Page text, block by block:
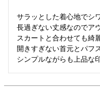
サラッとした着心地でシ
長過ぎない丈感なのでア
スカートと合わせても綺
開きすぎない首元とパフ